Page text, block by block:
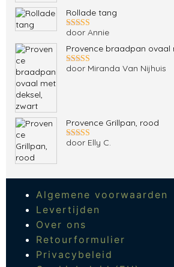
Rollade tang
Gewaardeerd
door Annie
Provence braadpan ovaal
Gewaardeerd
door Miranda Van Nijhuis
Provence Grillpan, rood
Gewaardeerd
door Elly C.
Algemene voorwaarden
Levertijden
Over ons
Retourformulier
Privacybeleid